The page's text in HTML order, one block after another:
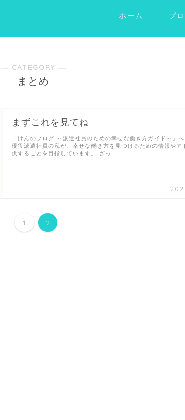
ホーム プ
― CATEGORY ―
まとめ
まずこれを見てね
「けんのブログ ～派遣社員のための幸せな働き方ガイド～」へ
現役派遣社員の私が、幸せな働き方を見つけるための情報やア
供することを目指しています。 ざっ …
1 2